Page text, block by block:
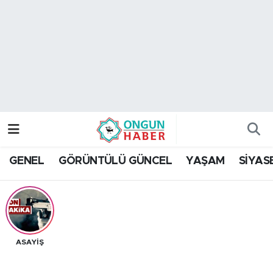
GENEL GÖRÜNTÜLÜ GÜNCEL YAŞAM
ASAYİŞ
Trafik Durumu
Tüm Manşetler
Son Dakika Haberleri